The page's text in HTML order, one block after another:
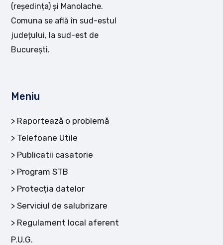
(reședința) și Manolache.
Comuna se află în sud-estul
județului, la sud-est de
București.
Meniu
Raportează o problemă
Telefoane Utile
Publicatii casatorie
Program STB
Protecția datelor
Serviciul de salubrizare
Regulament local aferent
P.U.G.